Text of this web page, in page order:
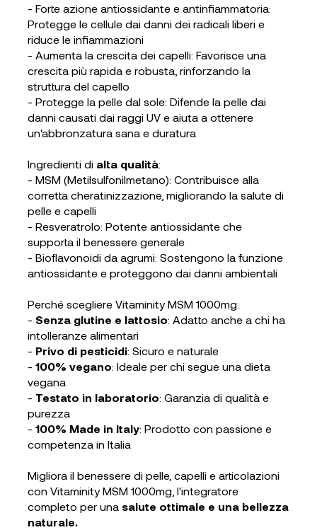
- Forte azione antiossidante e antinfiammatoria:
Protegge le cellule dai danni dei radicali liberi e
riduce le infiammazioni
- Aumenta la crescita dei capelli: Favorisce una
crescita più rapida e robusta, rinforzando la
struttura del capello
- Protegge la pelle dal sole: Difende la pelle dai
danni causati dai raggi UV e aiuta a ottenere
un'abbronzatura sana e duratura
Ingredienti di alta qualità:
- MSM (Metilsulfonilmetano): Contribuisce alla
corretta cheratinizzazione, migliorando la salute di
pelle e capelli
- Resveratrolo: Potente antiossidante che
supporta il benessere generale
- Bioflavonoidi da agrumi: Sostengono la funzione
antiossidante e proteggono dai danni ambientali
Perché scegliere Vitaminity MSM 1000mg:
- Senza glutine e lattosio: Adatto anche a chi ha
intolleranze alimentari
- Privo di pesticidi: Sicuro e naturale
- 100% vegano: Ideale per chi segue una dieta
vegana
- Testato in laboratorio: Garanzia di qualità e
purezza
- 100% Made in Italy: Prodotto con passione e
competenza in Italia
Migliora il benessere di pelle, capelli e articolazioni
con Vitaminity MSM 1000mg, l'integratore
completo per una salute ottimale e una bellezza
naturale.